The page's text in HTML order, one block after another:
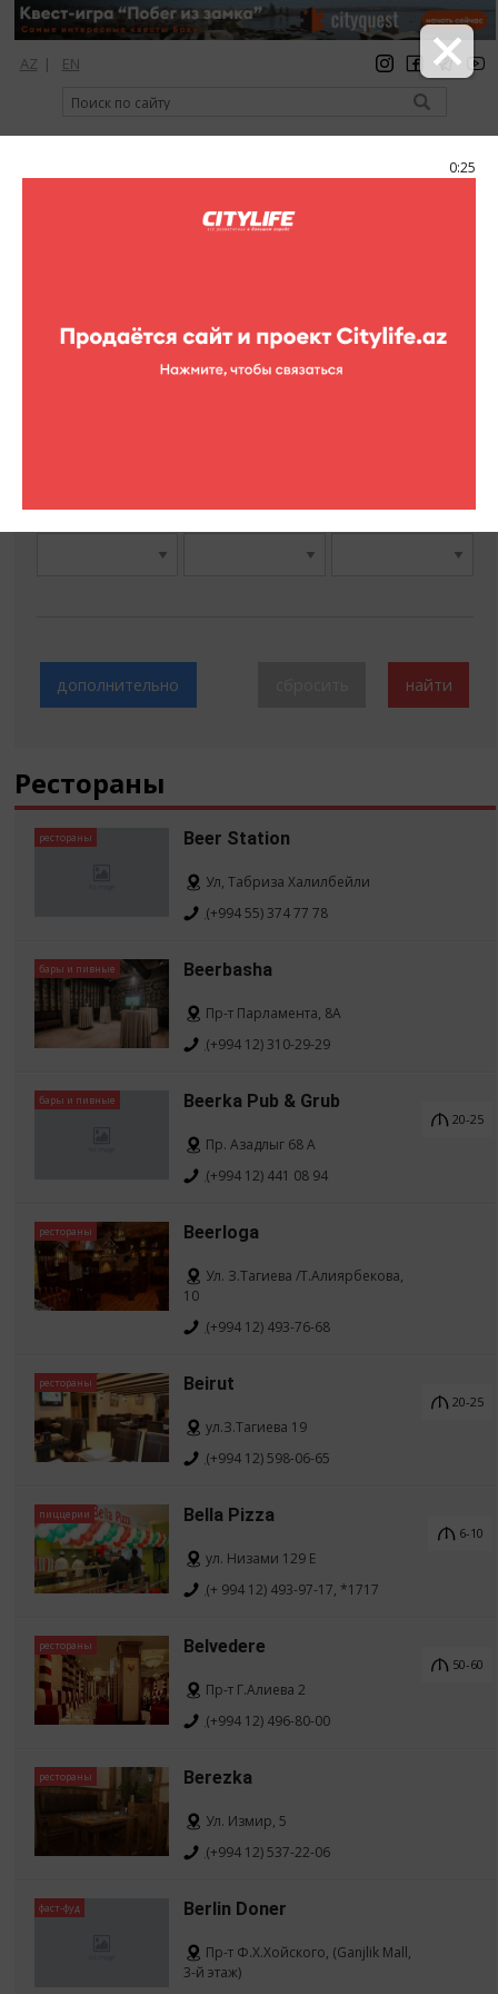
0:24
AZ | EN
регистрация вход Citylife Magazine
дополнительно
Рестораны
рестораны Beer Station
Ул, Табриза Халилбейли
(+994 55) 374 77 78
бары и пивные Beerbasha
Пр-т Парламента, 8A
(+994 12) 310-29-29
бары и пивные Beerka Pub & Grub
Пр. Азадлыг 68 А
(+994 12) 441 08 94
20-25
рестораны Beerloga
Ул. З.Тагиева /Т.Алиярбекова,
10
(+994 12) 493-76-68
рестораны Beirut
ул.З.Тагиева 19
(+994 12) 598-06-65
20-25
пиццерии Bella Pizza
ул. Низами 129 Е
(+ 994 12) 493-97-17, *1717
6-10
рестораны Belvedere
Пр-т Г.Алиева 2
(+994 12) 496-80-00
50-60
рестораны Berezka
Ул. Измир, 5
(+994 12) 537-22-06
фаст-фуд Berlin Doner
Пр-т Ф.Х.Хойского, (Ganjlik Mall,
3-й этаж)